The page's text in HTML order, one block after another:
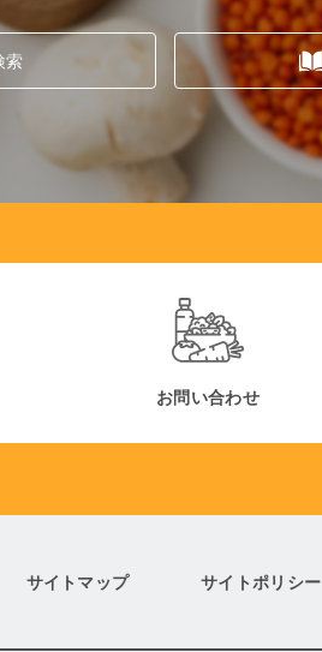
索
お問い合わせ
サイトマップ サイトポリシー